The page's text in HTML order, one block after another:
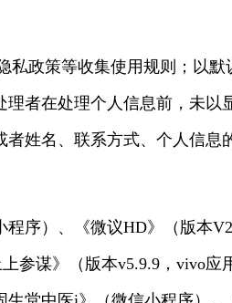
私政策等收集使用规则；以默
者在处理个人信息前，未以
姓名、联系方式、个人信息
序）、《微议HD》（版本
参谋》（版本v5.9.9，vivo